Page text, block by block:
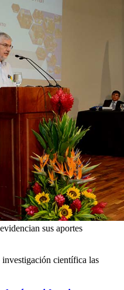
sus aportes
científica las